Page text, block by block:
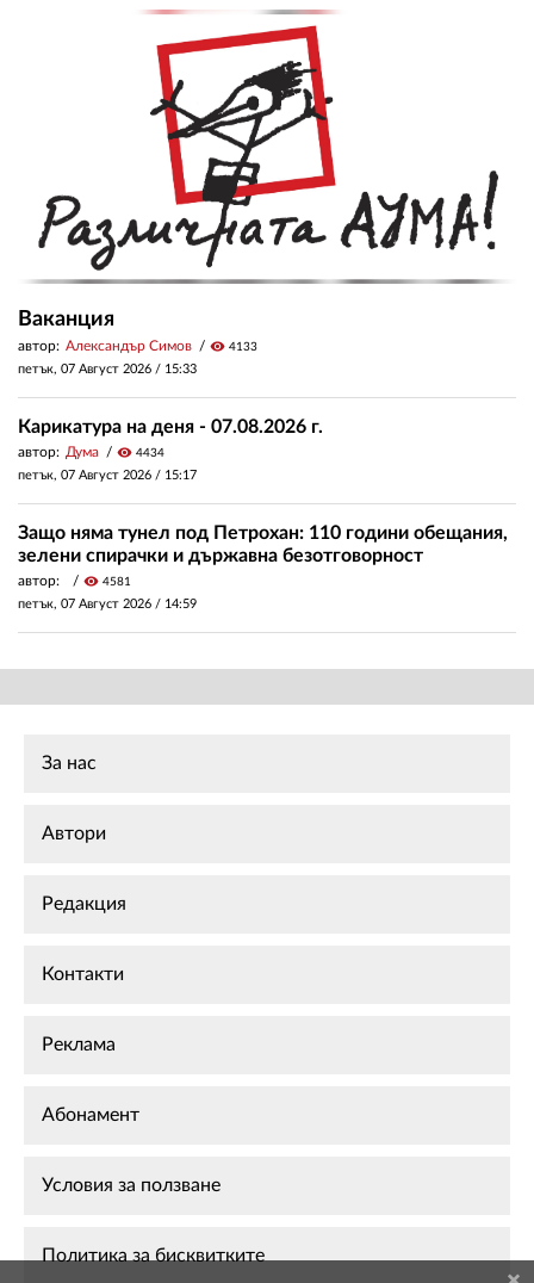
Ваканция
автор: Александър Симов visibility 4133
петък, 07 Август 2026 / 15:33
Карикатура на деня - 07.08.2026 г.
автор: Дума visibility 4434
петък, 07 Август 2026 / 15:17
Защо няма тунел под Петрохан: 110 години обещания,
зелени спирачки и държавна безотговорност
автор: visibility 4581
петък, 07 Август 2026 / 14:59
За нас
Автори
Редакция
Контакти
Реклама
Абонамент
Условия за ползване
Политика за бисквитките